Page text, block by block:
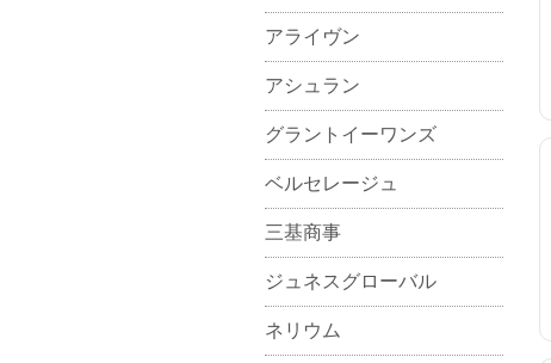
アライヴン
アシュラン
グラントイーワンズ
ベルセレージュ
三基商事
ジュネスグローバル
ネリウム